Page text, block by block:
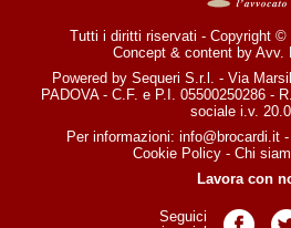
Tutti i diritti riservati - Copyright ©
Concept & content by Avv.
Powered by Sequeri S.r.l. - Via
PADOVA - C.F. e P.I. 05500250286 -
sociale i.v.
Per informazioni: info@brocardi.it-
Cookie Policy - Chi
Lavora con
Seguici
Pagina